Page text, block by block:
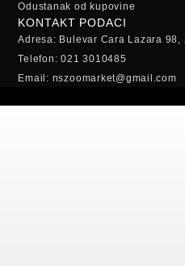
Odustanak od kupovine
KONTAKT PODACI
Adresa: Bulevar Cara Lazara 98,
Telefon: 021 3010485
Email: nszoomarket@gmail.com